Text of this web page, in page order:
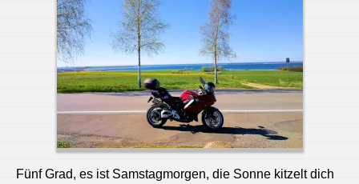
Fünf Grad, es ist Samstagmorgen, die Sonne kitzelt dich